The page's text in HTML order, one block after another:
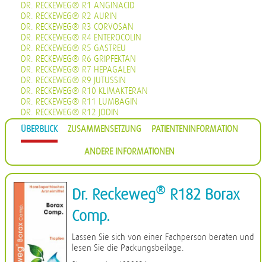
DR. RECKEWEG® R1 ANGINACID
DR. RECKEWEG® R2 AURIN
DR. RECKEWEG® R3 CORVOSAN
DR. RECKEWEG® R4 ENTEROCOLIN
DR. RECKEWEG® R5 GASTREU
DR. RECKEWEG® R6 GRIPFEKTAN
DR. RECKEWEG® R7 HEPAGALEN
DR. RECKEWEG® R9 JUTUSSIN
DR. RECKEWEG® R10 KLIMAKTERAN
DR. RECKEWEG® R11 LUMBAGIN
DR. RECKEWEG® R12 JODIN
DR. RECKEWEG® R13 PROHÄMORRHIN
DR. RECKEWEG® R14 QUIETA
DR. RECKEWEG® R16 CIMISAN
DR. RECKEWEG® R17 SCROPHULARIA NOD COMP.
DR. RECKEWEG® R18 CYSTOPHYLIN
DR. RECKEWEG® R19 EUGLANDIN-M
DR. RECKEWEG® R20 EUGLANDIN-F
DR. RECKEWEG® R22 NAJASTHEN
DR. RECKEWEG® R23 NOSODERM
DR. RECKEWEG® R24 PLEURASIN
DR. RECKEWEG® R25 PROSTATAN
DR. RECKEWEG® R26 REMISIN
DR. RECKEWEG® R27 RENOCALCIN
ÜBERBLICK ZUSAMMENSETZUNG PATIENTENINFORMATION
ANDERE INFORMATIONEN
Dr. Reckeweg® R182 Borax
Comp.
Lassen Sie sich von einer Fachperson beraten und
lesen Sie die Packungsbeilage.